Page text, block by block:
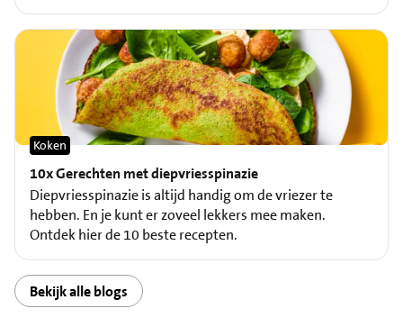
10x Gerechten met diepvriesspinazie
Koken
Diepvriesspinazie is altijd handig om de vriezer te
hebben. En je kunt er zoveel lekkers mee maken.
Ontdek hier de 10 beste recepten.
Bekijk alle blogs